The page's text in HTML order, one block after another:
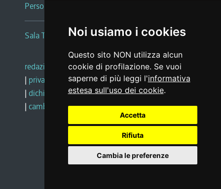
Noi usiamo i cookies
Questo sito NON utilizza alcun
cookie di profilazione. Se vuoi
saperne di più leggi l'informativa
estesa sull'uso dei cookie.
Accetta
Rifiuta
Cambia le preferenze
Persone e Uffici
Sala Tiziano Tessitori
redazione web |note legali |glossario
| privacy
social media policy
| dichiarazione di accessibilità |feedback
| cambio preferenze cookie
Realizzato da